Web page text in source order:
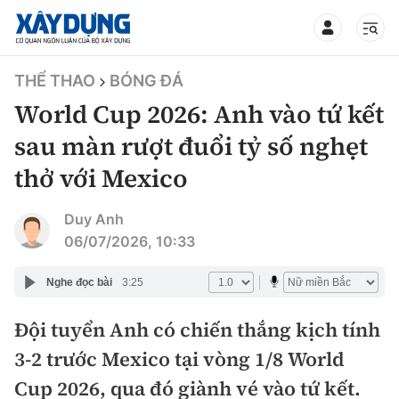
TIN BỘ XÂY DỰNG
CHUYÊN MỤC
Mới nhất
Thời sự
Chính trị
Xã hội
Xây dựng
Giao thông
THỂ THAO BÓNG ĐÁ
World Cup 2026: Anh vào tứ kết
sau màn rượt đuổi tỷ số nghẹt
thở với Mexico
Duy Anh
06/07/2026, 10:33
Nghe đọc bài 3:25
Đội tuyển Anh có chiến thắng kịch tính
3-2 trước Mexico tại vòng 1/8 World
Cup 2026, qua đó giành vé vào tứ kết.